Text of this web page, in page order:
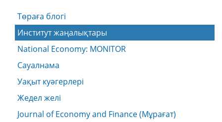
Төраға блогі
Институт жаңалықтары
National Economy: MONITOR
Сауалнама
Уақыт куәгерлері
Жедел желі
Journal of Economy and Finance (Мұрағат)